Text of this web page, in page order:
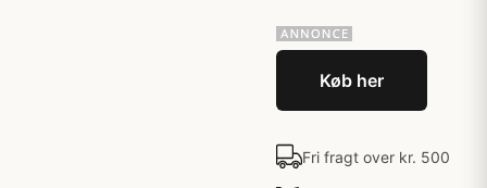
Køb her
Fri fragt over kr. 500